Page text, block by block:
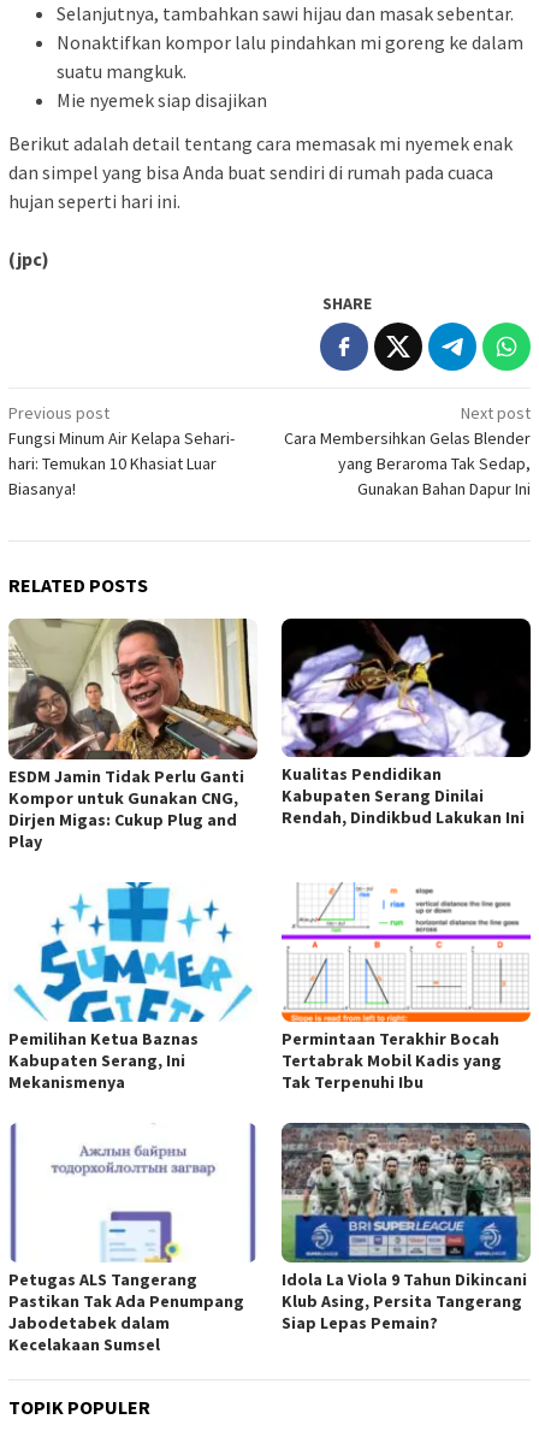
Selanjutnya, tambahkan sawi hijau dan masak sebentar.
Nonaktifkan kompor lalu pindahkan mi goreng ke dalam
suatu mangkuk.
Mie nyemek siap disajikan
Berikut adalah detail tentang cara memasak mi nyemek enak
dan simpel yang bisa Anda buat sendiri di rumah pada cuaca
hujan seperti hari ini.
(jpc)
SHARE
Post
navigation
Previous post
Fungsi Minum Air Kelapa Sehari-
hari: Temukan 10 Khasiat Luar
Biasanya!
Next post
Cara Membersihkan Gelas Blender
yang Beraroma Tak Sedap,
Gunakan Bahan Dapur Ini
RELATED POSTS
ESDM Jamin Tidak Perlu Ganti
Kompor untuk Gunakan CNG,
Dirjen Migas: Cukup Plug and
Play
Kualitas Pendidikan
Kabupaten Serang Dinilai
Rendah, Dindikbud Lakukan Ini
Pemilihan Ketua Baznas
Kabupaten Serang, Ini
Mekanismenya
Permintaan Terakhir Bocah
Tertabrak Mobil Kadis yang
Tak Terpenuhi Ibu
Petugas ALS Tangerang
Pastikan Tak Ada Penumpang
Jabodetabek dalam
Kecelakaan Sumsel
Idola La Viola 9 Tahun Dikincani
Klub Asing, Persita Tangerang
Siap Lepas Pemain?
TOPIK POPULER